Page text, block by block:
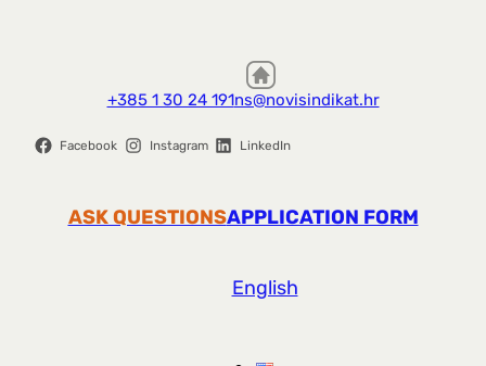
+385 1 30 24 191ns@novisindikat.hr
Facebook Instagram LinkedIn
ASK QUESTIONSAPPLICATION FORM
English